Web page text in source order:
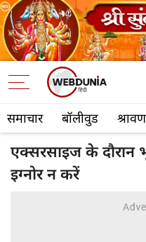
समाचार बॉलीवुड
एक्सरसाइज के दौरान
इग्‍नोर न करें